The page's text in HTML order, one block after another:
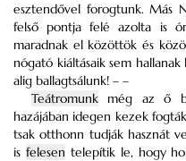
esztendővel forogtunk. Más
felső pontja felé azolta is
maradnak el közöttök és
nógató kiáltásaik sem hallanak
alig ballagtsálunk! – –
Teátromunk még az ő
hazájában idegen kezek
tsak otthonn tudják hasznát
is felesen telepítik le, hogy